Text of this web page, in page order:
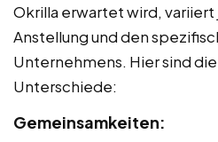
Okrilla erwartet wird, variiert
Anstellung und den
Unternehmens. Hier sind
Unterschiede:
Gemeinsamkeiten: